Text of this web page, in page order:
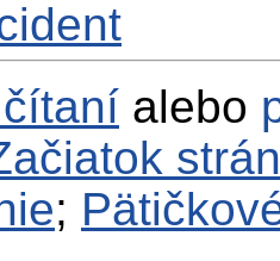
alebo
;